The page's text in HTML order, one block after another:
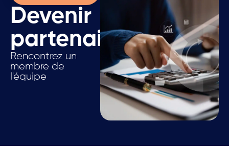
Devenir
partenaire.
Rencontrez un
membre de
l'équipe